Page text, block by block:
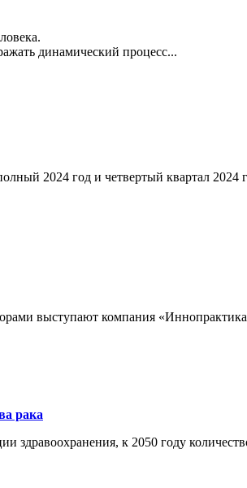
динамический процесс...
2024 год и четвертый квартал
выступают компания
рака
к 2050 году